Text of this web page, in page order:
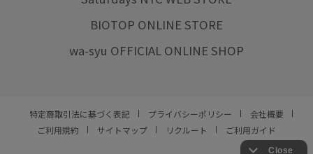
BIOTOP ONLINE STORE
wa-syu OFFICIAL ONLINE SHOP
特定商取引法に基づく表記 プライバシーポリシー
会社概要
ご利用規約
サイトマップ リクルート ご利用ガイド